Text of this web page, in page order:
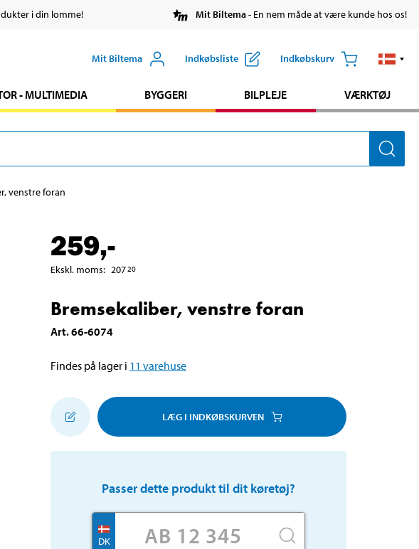
i din lomme! Mit Biltema- En nem måde at være kunde hos os!
Mit Biltema Indkøbsliste Indkøbskurv
- MULTIMEDIA BYGGERI BILPLEJE VÆRKTØJ
venstre foran
259,-
Ekskl. moms: 207 20
Bremsekaliber, venstre foran
Art.66-6074
Findes på lager i 11 varehuse
LÆG I INDKØBSKURVEN
Passer dette produkt til dit køretøj?
DK